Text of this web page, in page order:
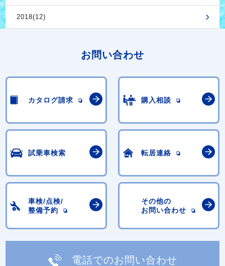
2018(12)
お問い合わせ
カタログ請求 購入相談
試乗車検索 転居連絡
車検/点検/
整備予約
その他の
お問い合わせ
電話でのお問い合わせ